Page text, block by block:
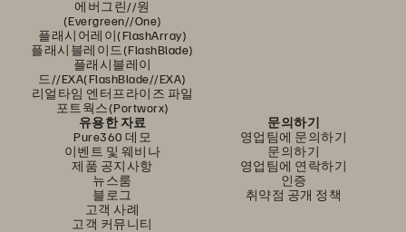
에버그린//원
(Evergreen//One)
플래시어레이(FlashArray)
플래시블레이드(FlashBlade)
플래시블레이
드//EXA(FlashBlade//EXA)
리얼타임 엔터프라이즈 파일
포트웍스(Portworx)
유용한 자료
Pure360 데모
이벤트 및 웨비나
제품 공지사항
뉴스룸
블로그
고객 사례
고객 커뮤니티
문의하기
영업팀에 문의하기
문의하기
영업팀에 연락하기
인증
취약점 공개 정책